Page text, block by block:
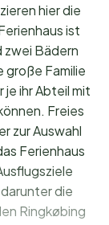
hier die
ist
zwei Bädern
große Familie
ihr Abteil mit
Freies
zur Auswahl
Ferienhaus
die
Ringkøbing